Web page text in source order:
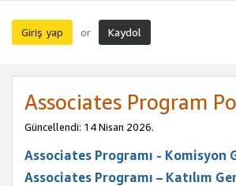
Giriş yap or Kaydol
Associates Program
Güncellendi: 14 Nisan 2026.
Associates Programı - Komisyon
Associates Programı – Katılım